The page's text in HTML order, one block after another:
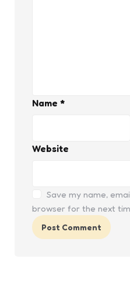
Name *
Website
Save my name,
browser for the next